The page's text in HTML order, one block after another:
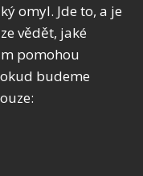
omyl. Jde to, a je
vědět, jaké
pomohou
budeme